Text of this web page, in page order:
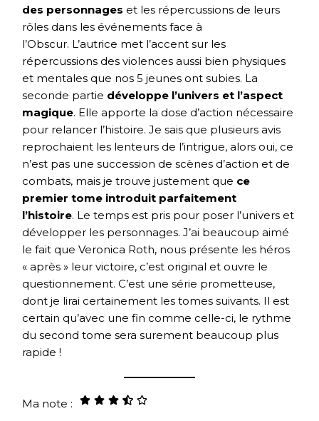
des personnages et les répercussions de leurs
rôles dans les événements face à
l’Obscur. L’autrice met l’accent sur les
répercussions des violences aussi bien physiques
et mentales que nos 5 jeunes ont subies. La
seconde partie développe l’univers et l’aspect
magique. Elle apporte la dose d’action nécessaire
pour relancer l’histoire. Je sais que plusieurs avis
reprochaient les lenteurs de l’intrigue, alors oui, ce
n’est pas une succession de scènes d’action et de
combats, mais je trouve justement que ce
premier tome introduit parfaitement
l’histoire. Le temps est pris pour poser l’univers et
développer les personnages. J’ai beaucoup aimé
le fait que Veronica Roth, nous présente les héros
« après » leur victoire, c’est original et ouvre le
questionnement. C’est une série prometteuse,
dont je lirai certainement les tomes suivants. Il est
certain qu’avec une fin comme celle-ci, le rythme
du second tome sera surement beaucoup plus
rapide !
Ma note :